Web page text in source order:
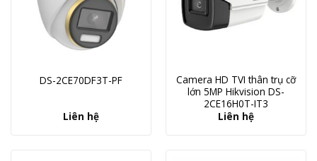
DS-2CE70DF3T-PF
Liên hệ
Camera HD TVI thân trụ cỡ
lớn 5MP Hikvision DS-
2CE16H0T-IT3
Liên hệ